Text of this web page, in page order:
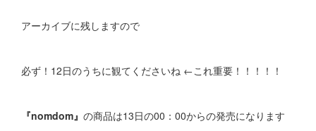
アーカイブに残しますので
必ず！12日のうちに観てくださいね ←これ重要！！！！！
『nomdom』 の商品は13日の00：00からの発売になります